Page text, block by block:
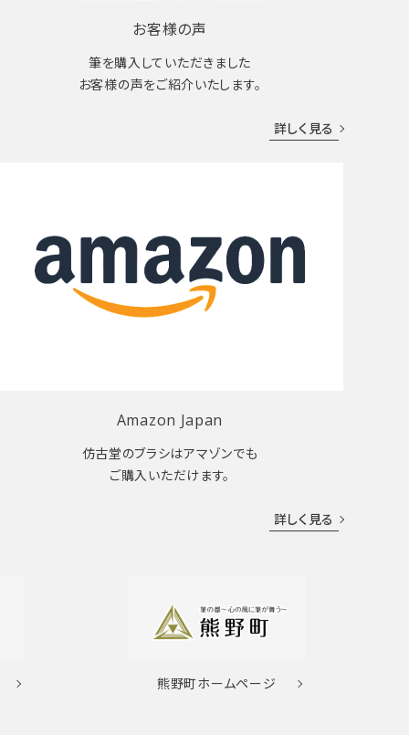
お客様の声
筆を購入していただきました
お客様の声をご紹介いたします。
詳しく見る
Amazon Japan
仿古堂のブラシはアマゾンでも
ご購入いただけます。
詳しく見る
熊野町ホームページ